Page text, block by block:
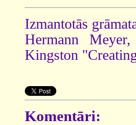
Izmantotās
Hermann
Kingston
Komentāri: